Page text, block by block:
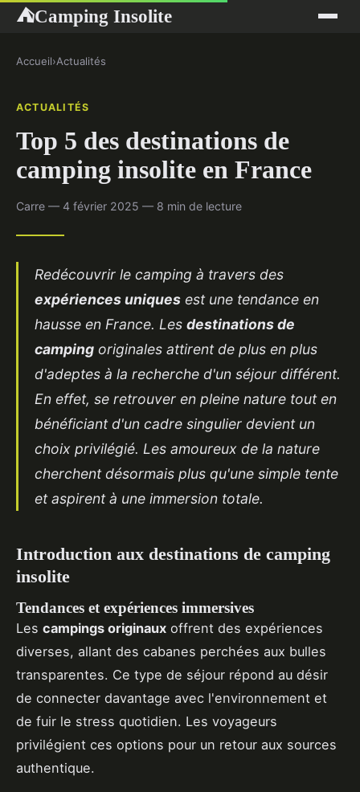
⛺Camping Insolite
Accueil›Actualités
ACTUALITÉS
Top 5 des destinations de
camping insolite en France
Carre — 4 février 2025 — 8 min de lecture
Redécouvrir le camping à travers des
expériences uniques est une tendance en
hausse en France. Les destinations de
camping originales attirent de plus en plus
d'adeptes à la recherche d'un séjour différent.
En effet, se retrouver en pleine nature tout en
bénéficiant d'un cadre singulier devient un
choix privilégié. Les amoureux de la nature
cherchent désormais plus qu'une simple tente
et aspirent à une immersion totale.
Introduction aux destinations de camping
insolite
Tendances et expériences immersives
Les campings originaux offrent des expériences
diverses, allant des cabanes perchées aux bulles
transparentes. Ce type de séjour répond au désir
de connecter davantage avec l'environnement et
de fuir le stress quotidien. Les voyageurs
privilégient ces options pour un retour aux sources
authentique.